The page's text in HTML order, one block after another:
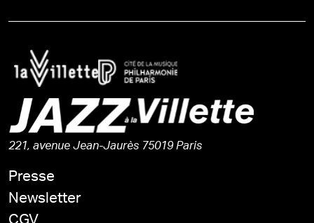
221, avenue Jean-Jaurès 75019 Paris
Presse
Newsletter